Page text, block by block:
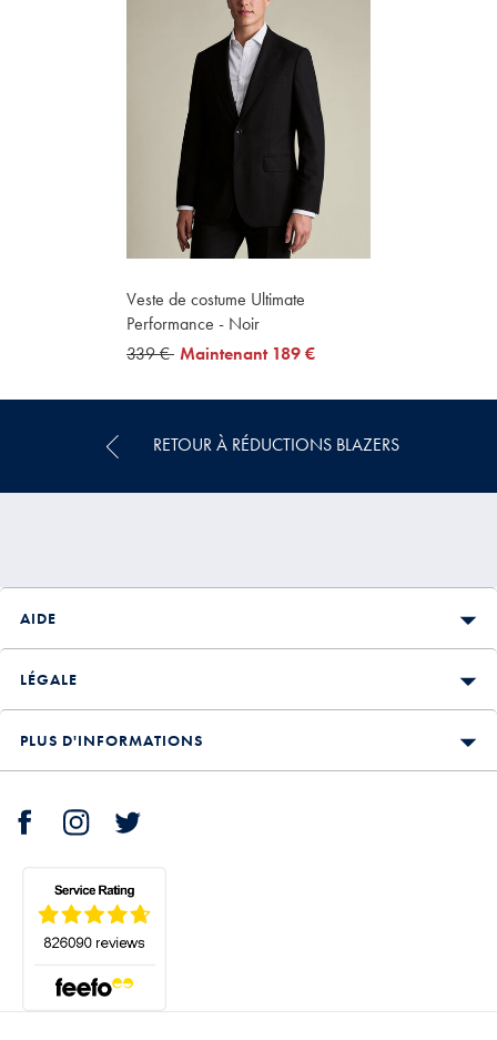
Veste de costume Ultimate
Performance - Noir
was
€
339 € now
€
Maintenant 189 €
RETOUR À RÉDUCTIONS BLAZERS
AIDE
LÉGALE
PLUS D'INFORMATIONS